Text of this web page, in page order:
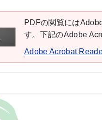
PDFの閲覧には
す。下記のAdobe
Adobe Acrobat